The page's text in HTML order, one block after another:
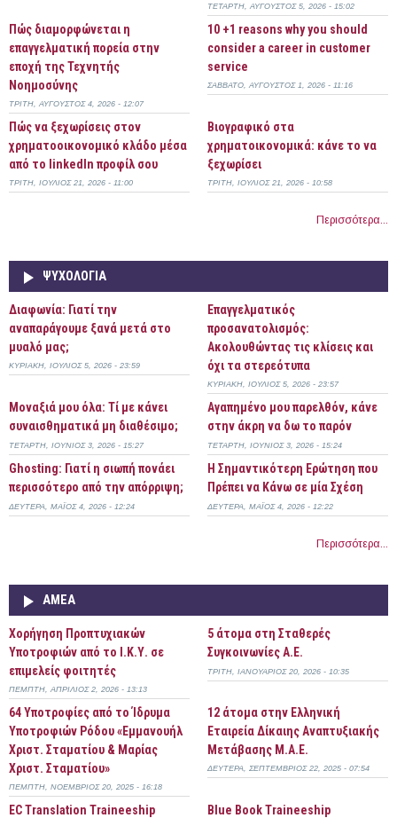
ΤΕΤΆΡΤΗ, ΑΎΓΟΥΣΤΟΣ 5, 2026 - 15:02
Πώς διαμορφώνεται η
επαγγελματική πορεία στην
εποχή της Τεχνητής
Νοημοσύνης
ΤΡΊΤΗ, ΑΎΓΟΥΣΤΟΣ 4, 2026 - 12:07
10 +1 reasons why you should
consider a career in customer
service
ΣΆΒΒΑΤΟ, ΑΎΓΟΥΣΤΟΣ 1, 2026 - 11:16
Πώς να ξεχωρίσεις στον
χρηματοοικονομικό κλάδο μέσα
από το linkedIn προφίλ σου
ΤΡΊΤΗ, ΙΟΎΛΙΟΣ 21, 2026 - 11:00
Bιογραφικό στα
χρηματοικονομικά: κάνε το να
ξεχωρίσει
ΤΡΊΤΗ, ΙΟΎΛΙΟΣ 21, 2026 - 10:58
Περισσότερα...
ΨΥΧΟΛΟΓΊΑ
Διαφωνία: Γιατί την
αναπαράγουμε ξανά μετά στο
μυαλό μας;
ΚΥΡΙΑΚΉ, ΙΟΎΛΙΟΣ 5, 2026 - 23:59
Επαγγελματικός
προσανατολισμός:
Ακολουθώντας τις κλίσεις και
όχι τα στερεότυπα
ΚΥΡΙΑΚΉ, ΙΟΎΛΙΟΣ 5, 2026 - 23:57
Μοναξιά μου όλα: Τί με κάνει
συναισθηματικά μη διαθέσιμο;
ΤΕΤΆΡΤΗ, ΙΟΎΝΙΟΣ 3, 2026 - 15:27
Αγαπημένο μου παρελθόν, κάνε
στην άκρη να δω το παρόν
ΤΕΤΆΡΤΗ, ΙΟΎΝΙΟΣ 3, 2026 - 15:24
Ghosting: Γιατί η σιωπή πονάει
περισσότερο από την απόρριψη;
ΔΕΥΤΈΡΑ, ΜΆΙΟΣ 4, 2026 - 12:24
Η Σημαντικότερη Ερώτηση που
Πρέπει να Κάνω σε μία Σχέση
ΔΕΥΤΈΡΑ, ΜΆΙΟΣ 4, 2026 - 12:22
Περισσότερα...
ΑΜΕΑ
Χορήγηση Προπτυχιακών
Υποτροφιών από το Ι.Κ.Υ. σε
επιμελείς φοιτητές
ΠΈΜΠΤΗ, ΑΠΡΊΛΙΟΣ 2, 2026 - 13:13
5 άτομα στη Σταθερές
Συγκοινωνίες Α.Ε.
ΤΡΊΤΗ, ΙΑΝΟΥΆΡΙΟΣ 20, 2026 - 10:35
64 Υποτροφίες από το Ίδρυμα
Υποτροφιών Ρόδου «Εμμανουήλ
Χριστ. Σταματίου & Μαρίας
Χριστ. Σταματίου»
ΠΈΜΠΤΗ, ΝΟΈΜΒΡΙΟΣ 20, 2025 - 16:18
12 άτομα στην Ελληνική
Εταιρεία Δίκαιης Αναπτυξιακής
Μετάβασης Μ.Α.Ε.
ΔΕΥΤΈΡΑ, ΣΕΠΤΈΜΒΡΙΟΣ 22, 2025 - 07:54
EC Translation Traineeship
Blue Book Traineeship